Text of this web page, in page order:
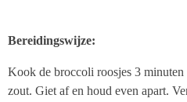
Bereidingswijze:
Kook de broccoli roosjes 3
zout. Giet af en houd even apart.